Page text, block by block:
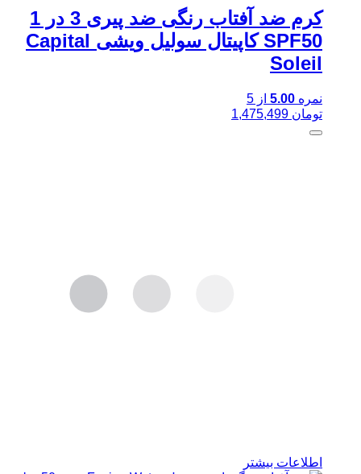
مختلفی
می
باشد.
در
کرم ضد آفتاب رنگی ضد پیری 3 در 1
SPF50 کاپیتال سولیل ویشی Capital
Soleil
نمره 5.00 از 5
تومان
اطلاعات بیشتر